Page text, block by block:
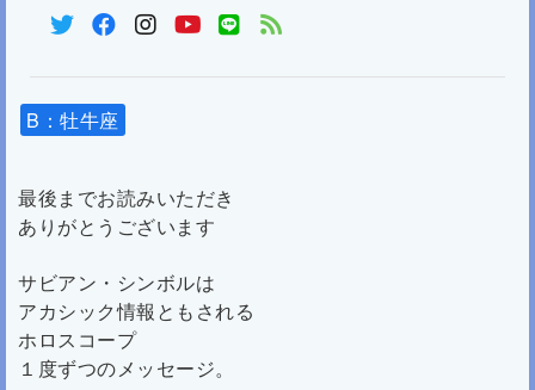
B：牡牛座
最後までお読みいただき
ありがとうございます
サビアン・シンボルは
アカシック情報ともされる
ホロスコープ
１度ずつのメッセージ。